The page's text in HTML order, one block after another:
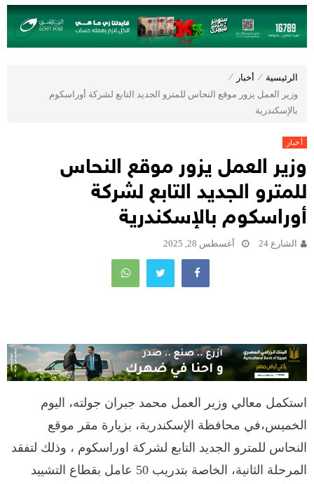
الرئيسية ⁄ أخبار ⁄
وزير العمل يزور موقع النحاس للمترو الجديد التابع لشركة أوراسكوم
بالإسكندرية
أخبار
وزير العمل يزور موقع النحاس
للمترو الجديد التابع لشركة
أوراسكوم بالإسكندرية
الشارع 24 أغسطس 28, 2025
استكمل معالي وزير العمل محمد جبران جولته، اليوم
الخميس،في محافظة الإسكندرية، بزيارة مقر موقع
النحاس للمترو الجديد التابع لشركة اوراسكوم ، وذلك لتفقد
المرحلة الثانية، الخاصة بتدريب 50 عامل بقطاع التشييد